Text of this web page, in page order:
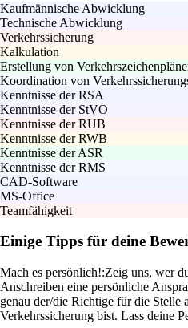
Kaufmännische Abwicklung
Technische Abwicklung
Verkehrssicherung
Kalkulation
Erstellung von
Koordination von
Kenntnisse der RSA
Kenntnisse der StVO
Kenntnisse der RUB
Kenntnisse der RWB
Kenntnisse der ASR
Kenntnisse der RMS
CAD-Software
MS-Office
Teamfähigkeit
Einige Tipps für deine
Mach es persönlich!:Zeig uns, wer
Anschreiben eine persönliche
genau der/die Richtige für die Stelle
Verkehrssicherung bist. Lass deine